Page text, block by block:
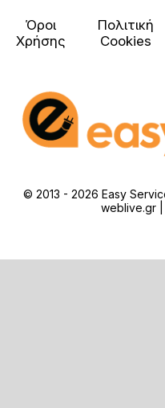
Όροι
Χρήσης
Πολιτική
Cookies
© 2013 - 2026 Easy
weblive.gr